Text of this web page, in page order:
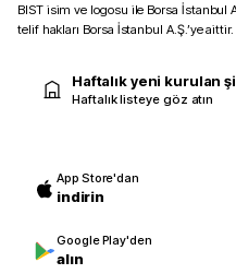
BIST isim ve logosu ile Borsa İstanbul
telif hakları Borsa İstanbul A.Ş.’ye aittir.
Haftalık yeni kurulan
Haftalık listeye göz atın
App Store'dan
indirin
Google Play'den
alın